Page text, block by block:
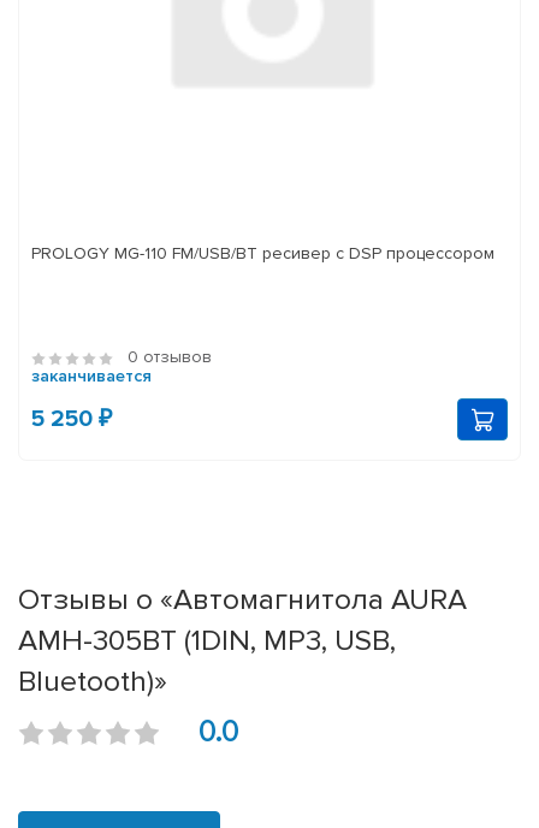
PROLOGY MG-110 FM/USB/BT ресивер с DSP процессором
0 отзывов
заканчивается
5 250 ₽
Отзывы о «Автомагнитола AURA
AMH-305BT (1DIN, MP3, USB,
Bluetooth)»
0.0